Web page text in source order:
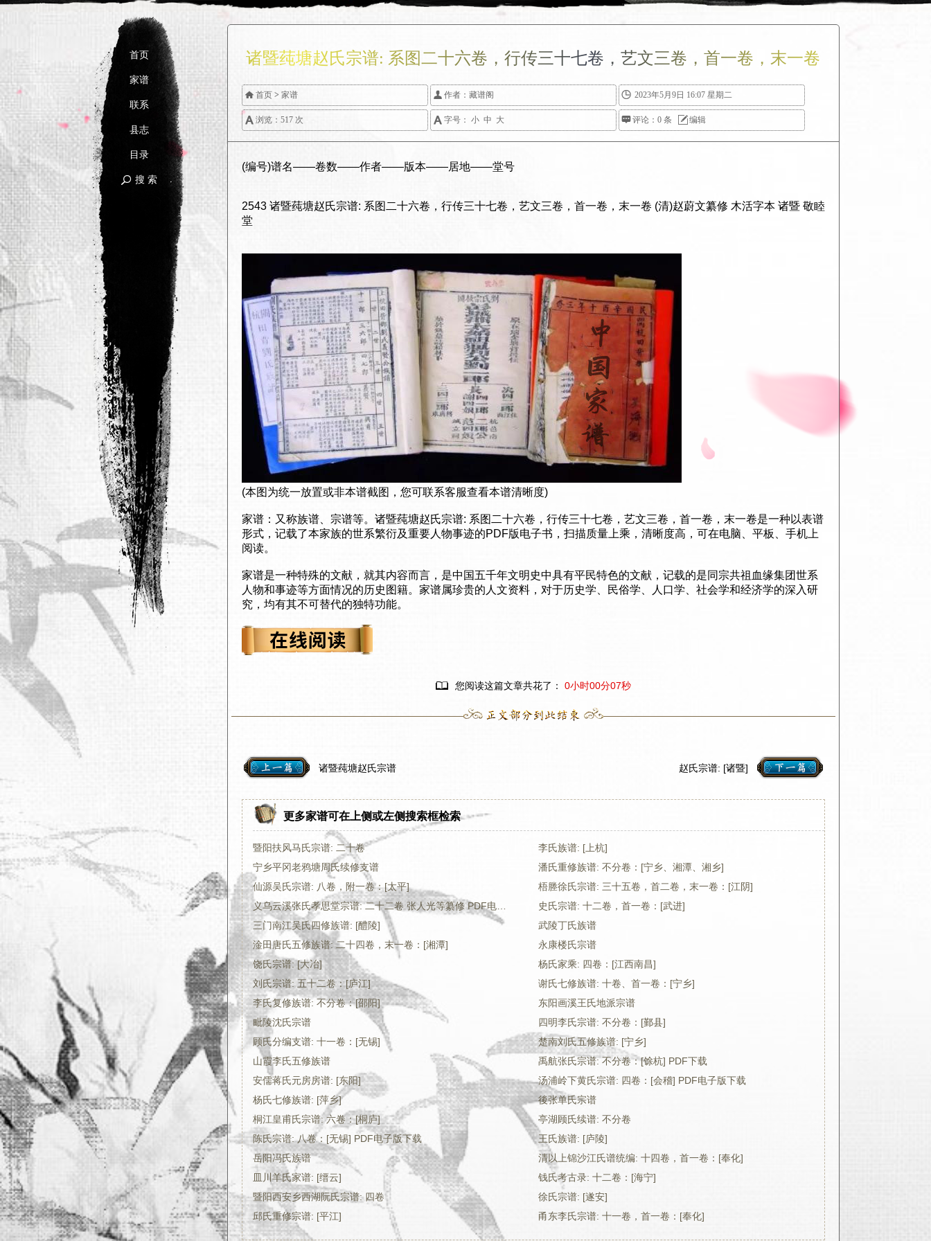
首页
家谱
联系
县志
目录
 搜 索
诸暨莼塘赵氏宗谱: 系图二十六卷，行传三十七卷，艺文三卷，首一卷，末一卷
 首页 > 家谱  作者： 藏谱阁  2023年5月9日 16:07 星期二
 浏览：517 次  字号： 小 中 大 评论：0 条 编辑
(编号)谱名——卷数——作者——版本——居地——堂号
2543 诸暨莼塘赵氏宗谱: 系图二十六卷，行传三十七卷，艺文三卷，首一卷，末一卷 (清)赵蔚文纂修 木活字本 诸暨 敬睦
堂
(本图为统一放置或非本谱截图，您可联系客服查看本谱清晰度)
家谱：又称族谱、宗谱等。诸暨莼塘赵氏宗谱: 系图二十六卷，行传三十七卷，艺文三卷，首一卷，末一卷是一种以表谱
形式，记载了本家族的世系繁衍及重要人物事迹的PDF版电子书，扫描质量上乘，清晰度高，可在电脑、平板、手机上
阅读。
家谱是一种特殊的文献，就其内容而言，是中国五千年文明史中具有平民特色的文献，记载的是同宗共祖血缘集团世系
人物和事迹等方面情况的历史图籍。家谱属珍贵的人文资料，对于历史学、民俗学、人口学、社会学和经济学的深入研
究，均有其不可替代的独特功能。
 您阅读这篇文章共花了： 0小时00分08秒
诸暨莼塘赵氏宗谱 赵氏宗谱: [诸暨]
更多家谱可在上侧或左侧搜索框检索
暨阳扶风马氏宗谱: 二十卷
李氏族谱: [上杭]
宁乡平冈老鸦塘周氏续修支谱
潘氏重修族谱: 不分卷：[宁乡、湘潭、湘乡]
仙源吴氏宗谱: 八卷，附一卷：[太平]
梧塍徐氏宗谱: 三十五卷，首二卷，末一卷：[江阴]
义乌云溪张氏孝思堂宗谱: 二十二卷 张人光等纂修 PDF电子版下载
史氏宗谱: 十二卷，首一卷：[武进]
三门南江吴氏四修族谱: [醴陵]
武陵丁氏族谱
淦田唐氏五修族谱: 二十四卷，末一卷：[湘潭]
永康楼氏宗谱
饶氏宗谱: [大冶]
杨氏家乘: 四卷：[江西南昌]
刘氏宗谱: 五十二卷：[庐江]
谢氏七修族谱: 十卷、首一卷：[宁乡]
李氏复修族谱: 不分卷：[邵阳]
东阳画溪王氏地派宗谱
毗陵沈氏宗谱
四明李氏宗谱: 不分卷：[鄞县]
顾氏分编支谱: 十一卷：[无锡]
楚南刘氏五修族谱: [宁乡]
山霞李氏五修族谱
禹航张氏宗谱: 不分卷：[馀杭] PDF下载
安儒蒋氏元房房谱: [东阳]
汤浦岭下黄氏宗谱: 四卷：[会稽] PDF电子版下载
杨氏七修族谱: [萍乡]
後张单氏宗谱
桐江皇甫氏宗谱: 六卷：[桐庐]
亭湖顾氏续谱: 不分卷
陈氏宗谱: 八卷：[无锡] PDF电子版下载
王氏族谱: [庐陵]
岳阳冯氏族谱
清以上锦沙江氏谱统编: 十四卷，首一卷：[奉化]
皿川羊氏家谱: [缙云]
钱氏考古录: 十二卷：[海宁]
暨阳西安乡西湖阮氏宗谱: 四卷
徐氏宗谱: [遂安]
邱氏重修宗谱: [平江]
甬东李氏宗谱: 十一卷，首一卷：[奉化]